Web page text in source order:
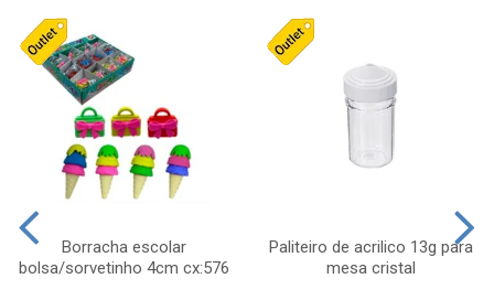
Borracha escolar
bolsa/sorvetinho 4cm cx:576
Paliteiro de acrilico 13g para
mesa cristal